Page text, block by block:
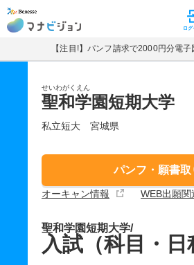
マナビジョン ログ
【注目!】パンフ請求で2000円分電
せいわがくえん
聖和学園短期大学
私立短大 宮城県
パンフ・願書取
オーキャン情報 WEB出願関
聖和学園短期大学/
入試（科目・日